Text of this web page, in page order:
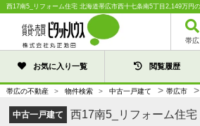
帯広
お気に入り一覧 閲覧履歴
帯広の不動産 > 物件検索 > 中古一戸建て > 帯広市 >
中古一戸建て 西17南5_リフォーム住宅